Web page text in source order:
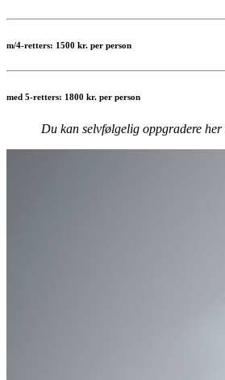
m/4-retters: 1500 kr. per person
med 5-retters: 1800 kr. per person
Du kan selvfølgelig oppgradere her